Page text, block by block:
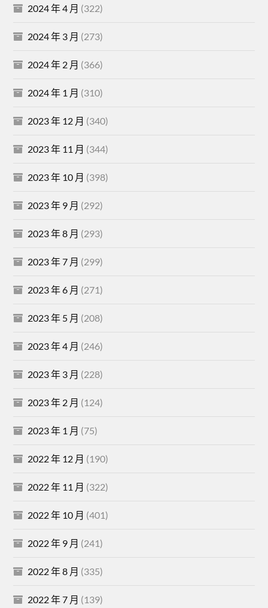
2024 年 4 月 (322)
2024 年 3 月 (273)
2024 年 2 月 (366)
2024 年 1 月 (310)
2023 年 12 月 (340)
2023 年 11 月 (344)
2023 年 10 月 (398)
2023 年 9 月 (292)
2023 年 8 月 (293)
2023 年 7 月 (299)
2023 年 6 月 (271)
2023 年 5 月 (208)
2023 年 4 月 (246)
2023 年 3 月 (228)
2023 年 2 月 (124)
2023 年 1 月 (75)
2022 年 12 月 (190)
2022 年 11 月 (322)
2022 年 10 月 (401)
2022 年 9 月 (241)
2022 年 8 月 (335)
2022 年 7 月 (139)